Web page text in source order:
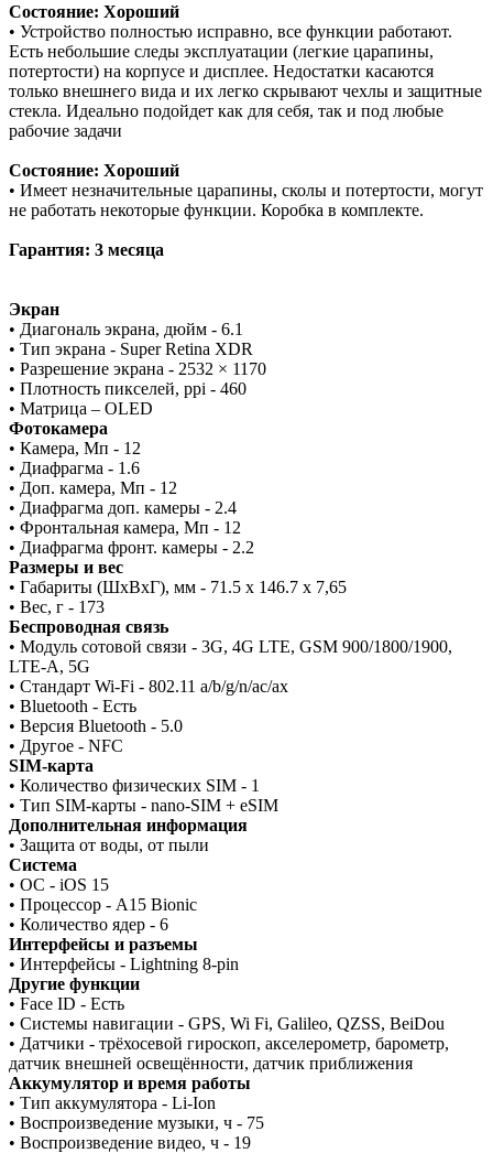
Состояние: Хороший
• Устройство полностью исправно, все функции работают.
Есть небольшие следы эксплуатации (легкие царапины,
потертости) на корпусе и дисплее. Недостатки касаются
только внешнего вида и их легко скрывают чехлы и защитные
стекла. Идеально подойдет как для себя, так и под любые
рабочие задачи
Состояние: Хороший
• Имеет незначительные царапины, сколы и потертости, могут
не работать некоторые функции. Коробка в комплекте.
Гарантия: 3 месяца
Экран
• Диагональ экрана, дюйм - 6.1
• Тип экрана - Super Retina XDR
• Разрешение экрана - 2532 × 1170
• Плотность пикселей, ppi - 460
• Матрица – OLED
Фотокамера
• Камера, Мп - 12
• Диафрагма - 1.6
• Доп. камера, Мп - 12
• Диафрагма доп. камеры - 2.4
• Фронтальная камера, Мп - 12
• Диафрагма фронт. камеры - 2.2
Размеры и вес
• Габариты (ШxВxГ), мм - 71.5 x 146.7 x 7,65
• Вес, г - 173
Беспроводная связь
• Модуль сотовой связи - 3G, 4G LTE, GSM 900/1800/1900,
LTE-A, 5G
• Стандарт Wi-Fi - 802.11 a/b/g/n/ac/ax
• Bluetooth - Есть
• Версия Bluetooth - 5.0
• Другое - NFC
SIM-карта
• Количество физических SIM - 1
• Тип SIM-карты - nano-SIM + eSIM
Дополнительная информация
• Защита от воды, от пыли
Система
• ОС - iOS 15
• Процессор - A15 Bionic
• Количество ядер - 6
Интерфейсы и разъемы
• Интерфейсы - Lightning 8-pin
Другие функции
• Face ID - Есть
• Системы навигации - GPS, Wi Fi, Galileo, QZSS, BeiDou
• Датчики - трёхосевой гироскоп, акселерометр, барометр,
датчик внешней освещённости, датчик приближения
Аккумулятор и время работы
• Тип аккумулятора - Li-Ion
• Воспроизведение музыки, ч - 75
• Воспроизведение видео, ч - 19